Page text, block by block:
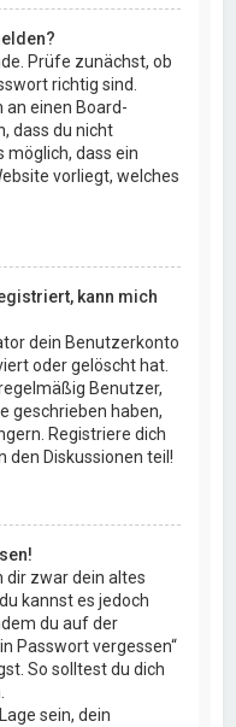
Prüfe zunächst, ob
richtig sind.
an einen Board-
dass du nicht
möglich, dass ein
vorliegt, welches
kann mich
dein Benutzerkonto
oder gelöscht hat.
Benutzer,
geschrieben haben,
Registriere dich
den Diskussionen teil!
dir zwar dein altes
kannst es jedoch
du auf der
Passwort vergessen“
So solltest du dich
sein, dein